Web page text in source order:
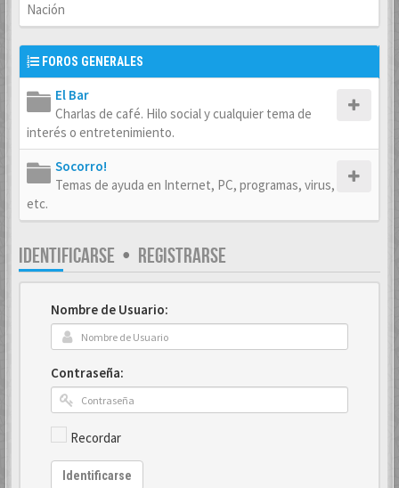
Nación
FOROS GENERALES
El Bar
Charlas de café. Hilo social y cualquier tema de
interés o entretenimiento.
Socorro!
Temas de ayuda en Internet, PC, programas, virus,
etc.
IDENTIFICARSE • REGISTRARSE
Nombre de Usuario:
Contraseña:
Recordar
Identificarse